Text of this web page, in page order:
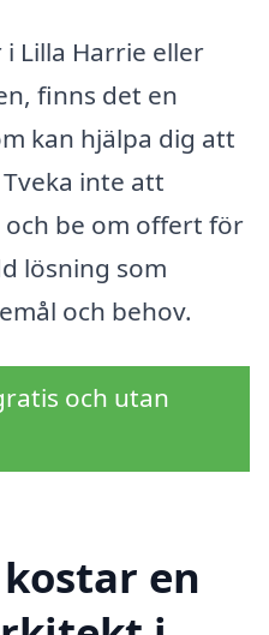
Lilla Harrie eller
finns det en
kan hjälpa dig att
inte att
be om offert för
lösning som
och behov.
och utan
en